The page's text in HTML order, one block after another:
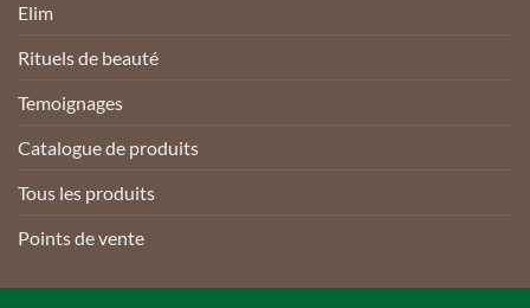
Elim
Rituels de beauté
Temoignages
Catalogue de produits
Tous les produits
Points de vente